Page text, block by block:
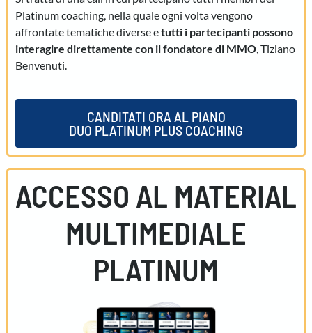
Platinum coaching, nella quale ogni volta vengono
affrontate tematiche diverse etutti i partecipanti possono
interagire direttamente con il fondatore di MMO, Tiziano
Benvenuti.
CANDITATI ORA AL PIANO
DUO PLATINUM PLUS COACHING
ACCESSO AL MATERIAL
MULTIMEDIALE
PLATINUM